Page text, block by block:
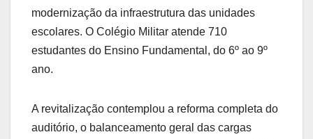
modernização da infraestrutura das unidades
escolares. O Colégio Militar atende 710
estudantes do Ensino Fundamental, do 6º ao 9º
ano.
A revitalização contemplou a reforma completa do
auditório, o balanceamento geral das cargas